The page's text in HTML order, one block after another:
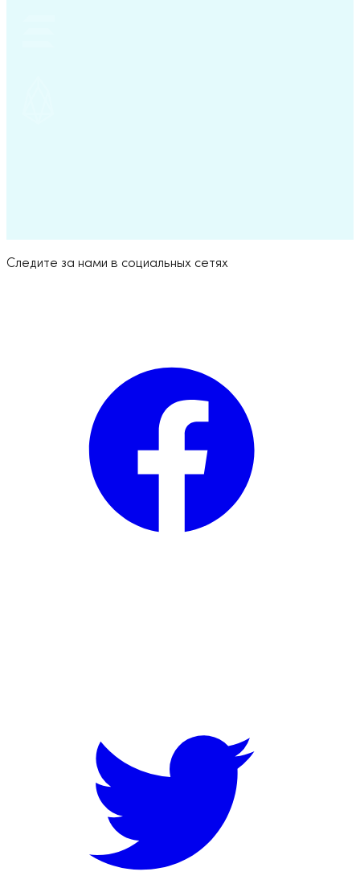
Следите за нами в социальных сетях